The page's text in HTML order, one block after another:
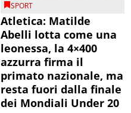
SPORT
Atletica: Matilde
Abelli lotta come una
leonessa, la 4×400
azzurra firma il
primato nazionale, ma
resta fuori dalla finale
dei Mondiali Under 20